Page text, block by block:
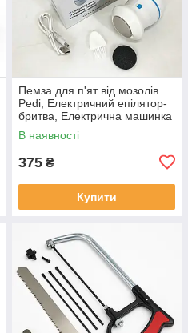
Пемза для п'ят від мозолів
Pedi, Електричний епілятор-
бритва, Електрична машинка
для чищення п'ят EU-11
В наявності
375 ₴
Купити